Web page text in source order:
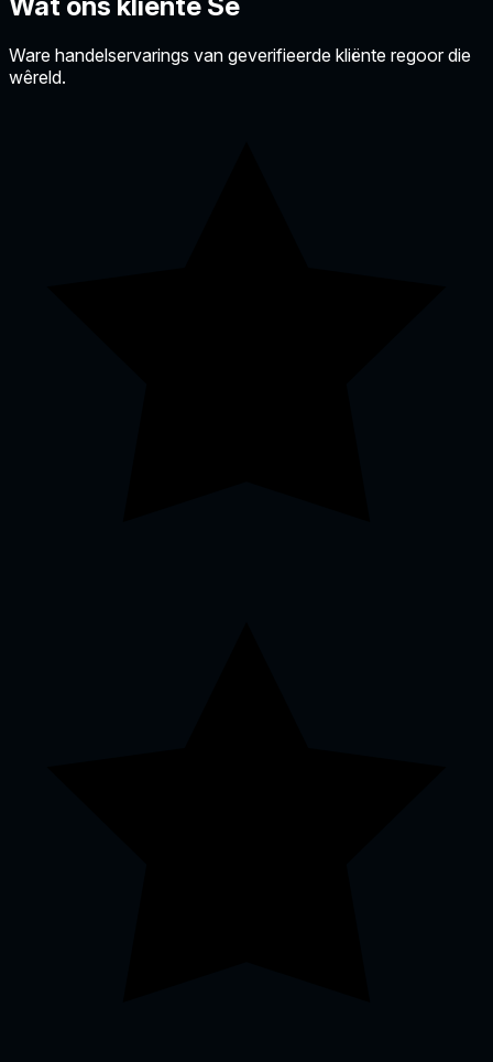
Ware handelservarings van geverifieerde kliënte regoor die
wêreld.